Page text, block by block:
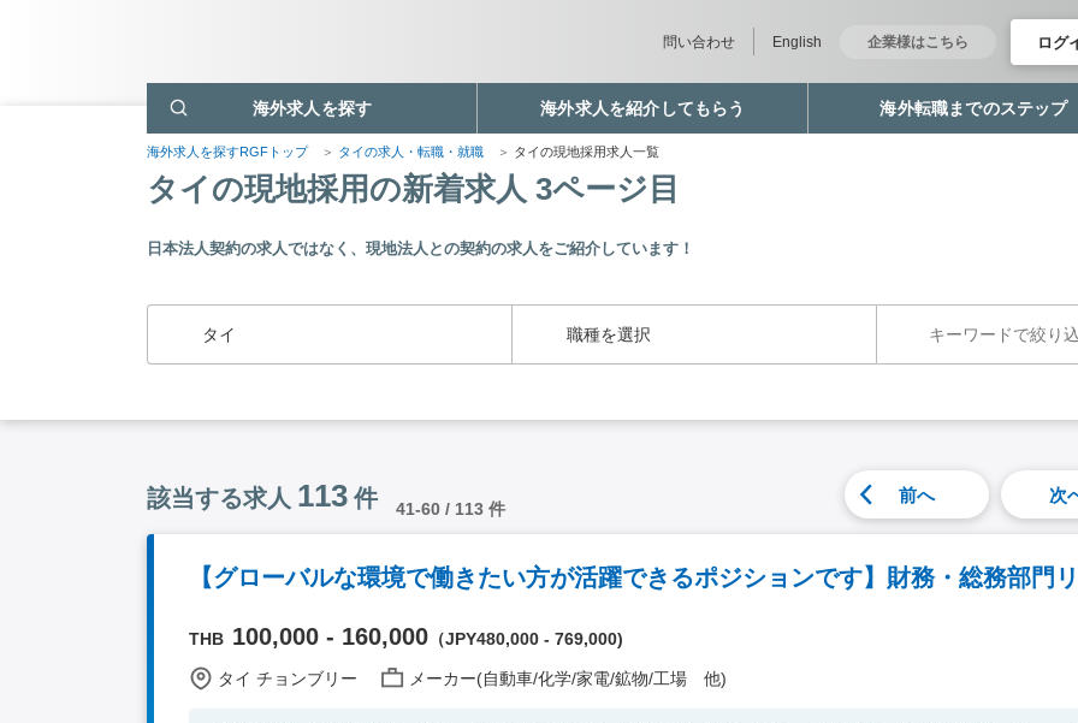
問い合わせ English 企業様はこちら ログ
海外求人を探す 海外求人を紹介してもらう 海外転職までのステップ
海外求人を探すRGFトップ タイの求人・転職・就職 タイの現地採用求人一覧
タイの現地採用の新着求人 3ページ目
日本法人契約の求人ではなく、現地法人との契約の求人をご紹介しています！
タイ 職種を選択
該当する求人 113 件 41-60 / 113 件
前へ 次
THB 100,000 - 160,000 （JPY480,000 - 769,000)
タイ チョンブリー メーカー(自動車/化学/家電/鉱物/工場 他)